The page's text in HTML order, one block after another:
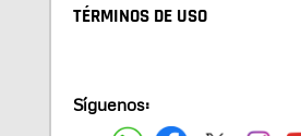
TÉRMINOS DE USO
Síguenos: